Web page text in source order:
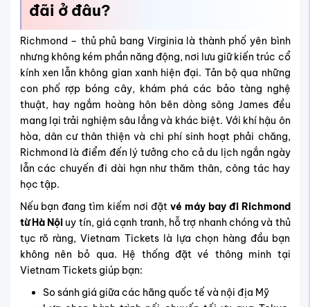
đãi ở đâu?
Richmond – thủ phủ bang Virginia là thành phố yên bình
nhưng không kém phần năng động, nơi lưu giữ kiến trúc cổ
kính xen lẫn không gian xanh hiện đại. Tản bộ qua những
con phố rợp bóng cây, khám phá các bảo tàng nghệ
thuật, hay ngắm hoàng hôn bên dòng sông James đều
mang lại trải nghiệm sâu lắng và khác biệt. Với khí hậu ôn
hòa, dân cư thân thiện và chi phí sinh hoạt phải chăng,
Richmond là điểm đến lý tưởng cho cả du lịch ngắn ngày
lẫn các chuyến đi dài hạn như thăm thân, công tác hay
học tập.
Nếu bạn đang tìm kiếm nơi đặt vé máy bay đi Richmond
từ Hà Nội uy tín, giá cạnh tranh, hỗ trợ nhanh chóng và thủ
tục rõ ràng, Vietnam Tickets là lựa chọn hàng đầu bạn
không nên bỏ qua. Hệ thống đặt vé thông minh tại
Vietnam Tickets giúp bạn:
So sánh giá giữa các hãng quốc tế và nội địa Mỹ